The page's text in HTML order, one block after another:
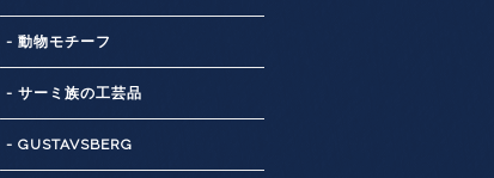
- 動物モチーフ
- サーミ族の工芸品
- GUSTAVSBERG